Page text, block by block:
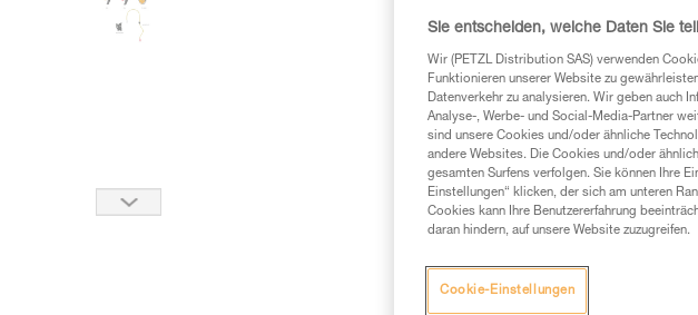
Sie entscheiden, welche Daten Sie
Wir (PETZL Distribution SAS) verwenden
Funktionieren unserer Website zu
Datenverkehr zu analysieren. Wir geben auch
Analyse-, Werbe- und Social-Media-Partner
sind unsere Cookies und/oder ähnliche
andere Websites. Die Cookies und/oder
gesamten Surfens verfolgen. Sie können Ihre
Einstellungen“ klicken, der sich am unteren
Cookies kann Ihre Benutzererfahrung
daran hindern, auf unsere Website zuzugreifen.
Cookie-Einstellungen